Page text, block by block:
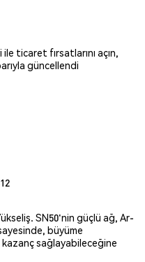
ticaret fırsatlarını açın,
güncellendi
SN50'nin güçlü ağ, Ar-
büyüme
sağlayabileceğine